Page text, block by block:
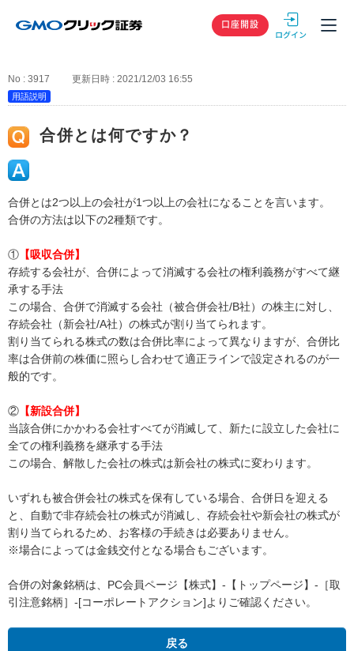
GMOクリック
口座開設
No : 3917 更新日時 : 2021/12/03 16:55
用語説明
合併とは何ですか？
合併とは2つ以上の会社が1つ以上の会社になることを言います。
合併の方法は以下の2種類です。
① 【吸収合併】
存続する会社が、合併によって消滅する会社の権利義務がすべて継
承する手法
この場合、合併で消滅する会社（被合併会社/B社）の株主に対し、
存続会社（新会社/A社）の株式が割り当てられます。
割り当てられる株式の数は合併比率によって異なりますが、合併比
率は合併前の株価に照らし合わせて適正ラインで設定されるのが一
般的です。
② 【新設合併】
当該合併にかかわる会社すべてが消滅して、新たに設立した会社に
全ての権利義務を継承する手法
この場合、解散した会社の株式は新会社の株式に変わります。
いずれも被合併会社の株式を保有している場合、合併日を迎える
と、自動で非存続会社の株式が消滅し、存続会社や新会社の株式が
割り当てられるため、お客様の手続きは必要ありません。
※場合によっては金銭交付となる場合もございます。
合併の対象銘柄は、PC会員ページ【株式】-【トップページ】-［取
引注意銘柄］-[コーポレートアクション]よりご確認ください。
戻る